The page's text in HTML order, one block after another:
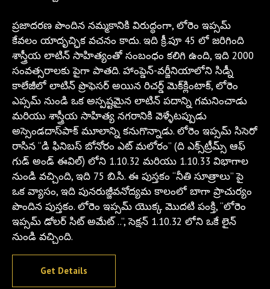
ప్రజాదరణ పొందిన నమ్మకానికి విరుద్ధంగా, లోరెం ఇప్సమ్
కేవలం యాదృచ్ఛిక వచనం కాదు. ఇది క్రీ.పూ 45 లో జరిగింది
శాస్త్రీయ లాటిన్ సాహిత్యంతో సంబంధం కలిగి ఉంది, ఇది 2000
సంవత్సరాలకు పైగా పాతది. హాంప్డెన్-వర్జీనియాలోని సిడ్నీ
కాలేజీలో లాటిన్ ప్రొఫెసర్ అయిన రిచర్డ్ మెక్‌క్లింటాక్, లోరెం
ఎప్సమ్ నుండి ఒక అస్పష్టమైన లాటిన్ పదాన్ని గమనించాడు
మరియు శాస్త్రీయ సాహిత్య నగరానికి వెళ్ళేటప్పుడు
అస్సెండదాస్‌పాక్ మూలాన్ని కనుగొన్నాడు. లోరెం ఇప్సమ్ సిసెరో
రాసిన “డి ఫినిబస్ బోనోరం ఎట్ మలోరం” (ది ఎక్స్‌ట్రీమ్స్ ఆఫ్
గుడ్ అండ్ ఈవిల్) లోని 1.10.32 మరియు 1.10.33 విభాగాల
నుండి వచ్చింది, ఇది 75 బి.సి. ఈ పుస్తకం “నీతి సూత్రాలు” పై
ఒక వ్యాసం, ఇది పునరుజ్జీవనోద్యమ కాలంలో బాగా ప్రాచుర్యం
పొందిన పుస్తకం. లోరెం ఇప్సమ్ యొక్క మొదటి పంక్తి, “లోరెం
ఇప్సమ్ డోలర్ సిట్ అమేట్ ..”, సెక్షన్ 1.10.32 లోని ఒకే లైన్
నుండి వచ్చింది.
Get Details